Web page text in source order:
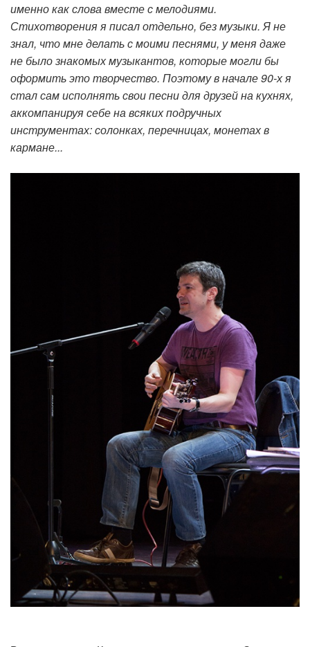
именно как слова вместе с мелодиями.
Стихотворения я писал отдельно, без музыки. Я не
знал, что мне делать с моими песнями, у меня даже
не было знакомых музыкантов, которые могли бы
оформить это творчество. Поэтому в начале 90-х я
стал сам исполнять свои песни для друзей на кухнях,
аккомпанируя себе на всяких подручных
инструментах: солонках, перечницах, монетах в
кармане...